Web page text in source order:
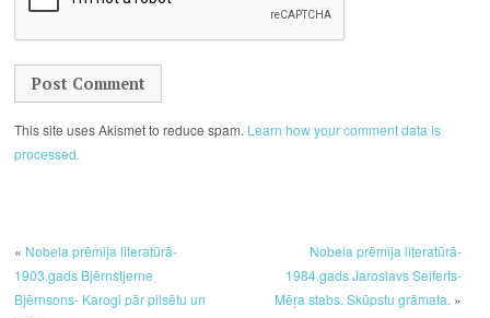
This site uses Akismet to reduce spam. Learn how your comment data is
processed.
« Nobela prēmija literatūrā-
1903.gads Bjērnstjerne
Bjērnsons- Karogi pār pilsētu un
Nobela prēmija literatūrā-
1984.gads Jaroslavs Seiferts-
Mēŗa stabs. Skūpstu grāmata. »